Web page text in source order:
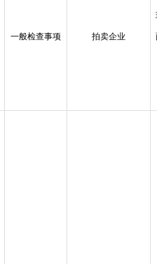
一般检查事项 拍卖企业